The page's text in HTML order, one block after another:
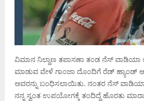
ವಿಮಾನ ನಿಲ್ದಾಣ ತಪಾಸಣಾ ತಂಡ ನೆಸ್ ವಾಡಿಯಾ
ಮಾಡುವ ವೇಳೆ ಗಾಂಜಾ ದೊಂದಿಗೆ ರೆಡ್ ಹ್ಯಾಂಡ್
ಅವರನ್ನು ಬಂಧಿಸಲಾಯಿತು. ನಂತರ ನೆಸ್ ವಾಡಿಯಾ
ನನ್ನ ಸ್ವಂತ ಉಪಯೋಗಕ್ಕೆ ತಂದಿದ್ದೆ ಹೊರತು